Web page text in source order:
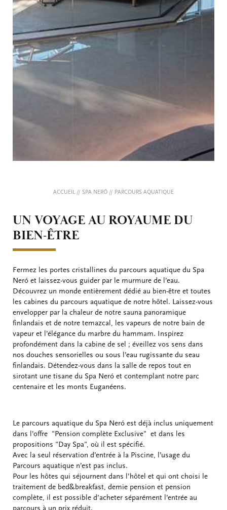
ACCUEIL // SPA NERÓ // PARCOURS AQUATIQUE
UN VOYAGE AU ROYAUME DU
BIEN-ÊTRE
Fermez les portes cristallines du parcours aquatique du Spa
Neró et laissez-vous guider par le murmure de l’eau.
Découvrez un monde entièrement dédié au bien-être et toutes
les cabines du parcours aquatique de notre hôtel. Laissez-vous
envelopper par la chaleur de notre sauna panoramique
finlandais et de notre temazcal, les vapeurs de notre bain de
vapeur et l’élégance du marbre du hammam. Inspirez
profondément dans la cabine de sel ; éveillez vos sens dans
nos douches sensorielles ou sous l’eau rugissante du seau
finlandais. Détendez-vous dans la salle de repos tout en
sirotant une tisane du Spa Neró et contemplant notre parc
centenaire et les monts Euganéens.
Le parcours aquatique du Spa Neró est déjà inclus uniquement
dans l’offre "Pension complète Exclusive" et dans les
propositions "Day Spa", où il est spécifié.
Avec la seul réservation d’entrée à la Piscine, l’usage du
Parcours aquatique n’est pas inclus.
Pour les hôtes qui séjournent dans l’hôtel et qui ont choisi le
traitement de bed&breakfast, demie pension et pension
complète, il est possible d’acheter séparément l’entrée au
parcours à un prix réduit.